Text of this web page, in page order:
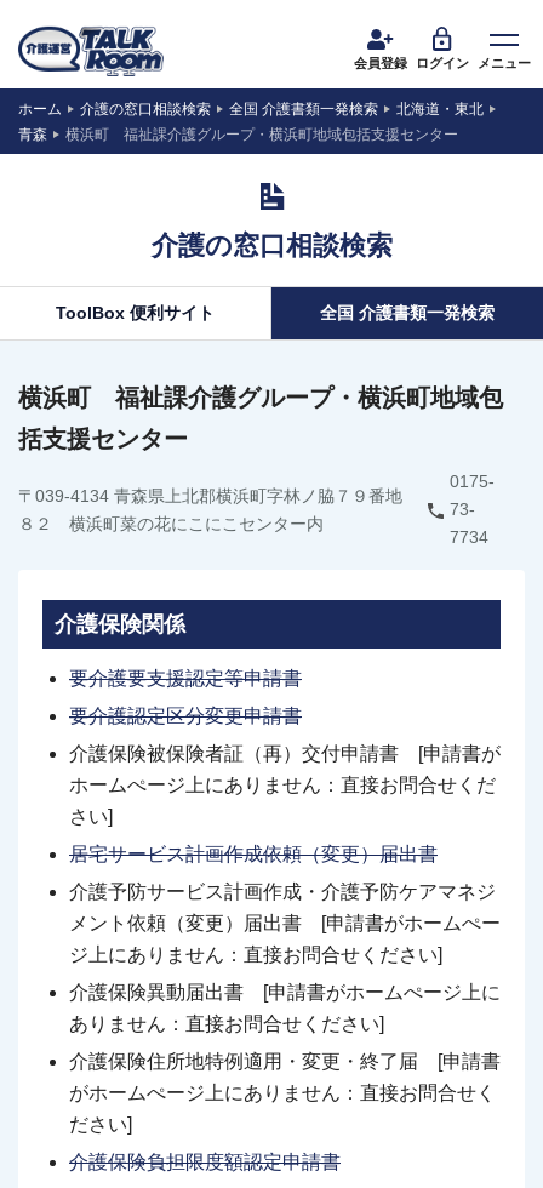
会員登録 ログイン メニュー
ホーム 介護の窓口相談検索 全国 介護書類一発検索
北海道・東北
青森
横浜町 福祉課介護グループ・横浜町地域包括支援センター
介護の窓口相談検索
ToolBox 便利サイト 全国 介護書類一発検索
横浜町 福祉課介護グループ・横浜町地域包
括支援センター
〒039-4134 青森県上北郡横浜町字林ノ脇７９番地
８２ 横浜町菜の花にこにこセンター内
0175-
73-
7734
介護保険関係
要介護要支援認定等申請書
要介護認定区分変更申請書
介護保険被保険者証（再）交付申請書 [申請書が
ホームぺージ上にありません：直接お問合せくだ
さい]
居宅サービス計画作成依頼（変更）届出書
介護予防サービス計画作成・介護予防ケアマネジ
メント依頼（変更）届出書 [申請書がホームぺー
ジ上にありません：直接お問合せください]
介護保険異動届出書 [申請書がホームぺージ上に
ありません：直接お問合せください]
介護保険住所地特例適用・変更・終了届 [申請書
がホームぺージ上にありません：直接お問合せく
ださい]
介護保険負担限度額認定申請書